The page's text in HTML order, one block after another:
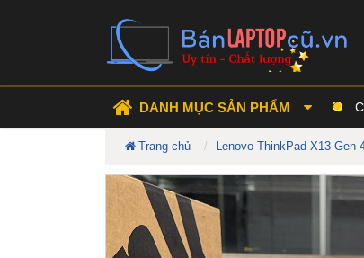
DANH MỤC SẢN PHẨM
Trang chủ Lenovo ThinkPad X13